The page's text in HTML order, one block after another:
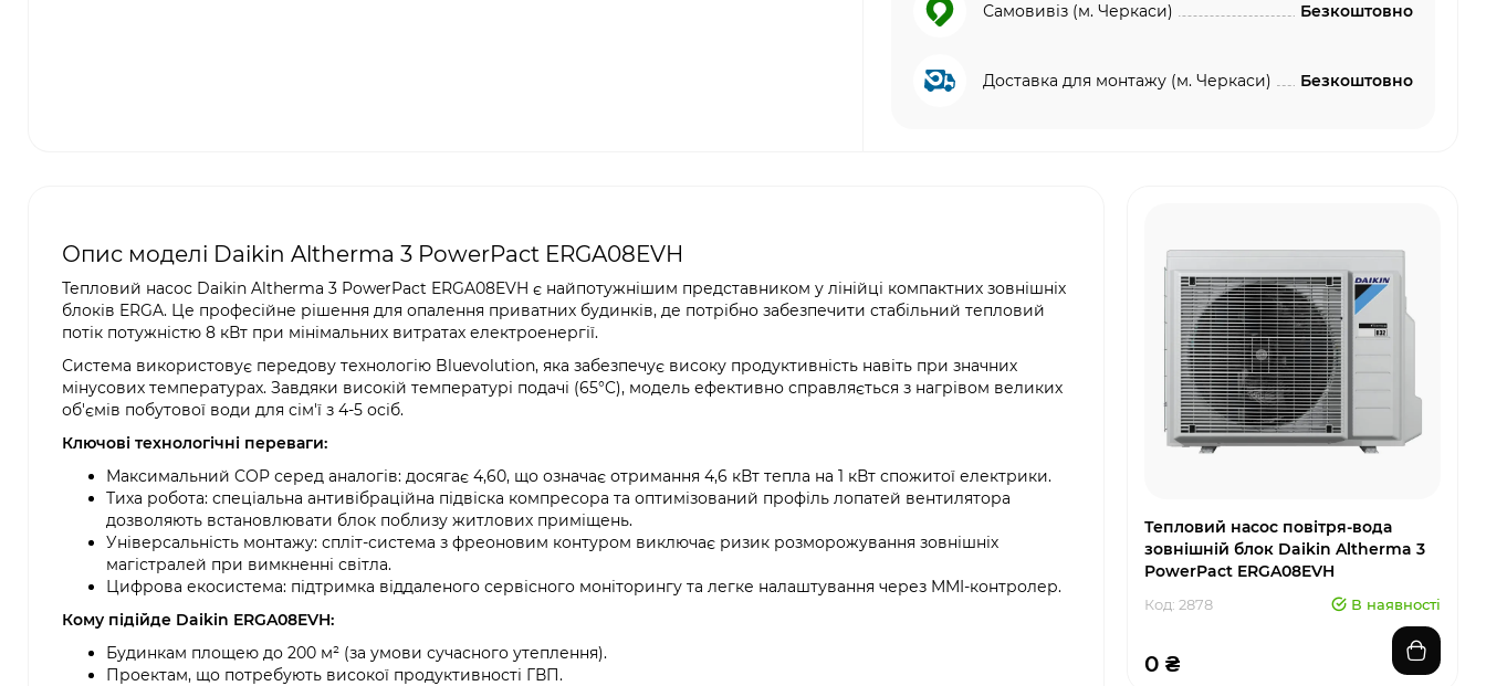
Самовивіз (м. Черкаси) Безкоштовно
Доставка для монтажу (м. Черкаси) Безкоштовно
Опис моделі Daikin Altherma 3 PowerPact ERGA08EVH
Тепловий насос Daikin Altherma 3 PowerPact ERGA08EVH є найпотужнішим представником у лінійці компактних зовнішніх
блоків ERGA. Це професійне рішення для опалення приватних будинків, де потрібно забезпечити стабільний тепловий
потік потужністю 8 кВт при мінімальних витратах електроенергії.
Система використовує передову технологію Bluevolution, яка забезпечує високу продуктивність навіть при значних
мінусових температурах. Завдяки високій температурі подачі (65°C), модель ефективно справляється з нагрівом великих
об'ємів побутової води для сім'ї з 4-5 осіб.
Ключові технологічні переваги:
Максимальний COP серед аналогів: досягає 4,60, що означає отримання 4,6 кВт тепла на 1 кВт спожитої електрики.
Тиха робота: спеціальна антивібраційна підвіска компресора та оптимізований профіль лопатей вентилятора
дозволяють встановлювати блок поблизу житлових приміщень.
Універсальність монтажу: спліт-система з фреоновим контуром виключає ризик розморожування зовнішніх
магістралей при вимкненні світла.
Цифрова екосистема: підтримка віддаленого сервісного моніторингу та легке налаштування через MMI-контролер.
Кому підійде Daikin ERGA08EVH:
Будинкам площею до 200 м² (за умови сучасного утеплення).
Проектам, що потребують високої продуктивності ГВП.
Тепловий насос повітря-вода
зовнішній блок Daikin Altherma 3
PowerPact ERGA08EVH
Код: 2878 В наявності
0 ₴